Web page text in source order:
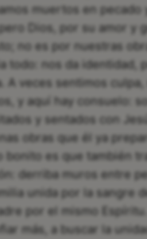
muertos en pecado
Dios, por su amor y
no es por nuestras
todo: nos da identidad,
A veces sentimos
y aquí hay consuelo:
y sentados con
obras que él ya
bonito es que también
derriba muros entre
unida por la sangre
por el mismo
más, a buscar la